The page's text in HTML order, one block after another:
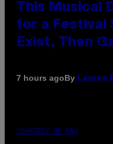
This Musical
for a Festival
Exist, Then
7 hours agoBy Lauren
COURTESY OF PAX